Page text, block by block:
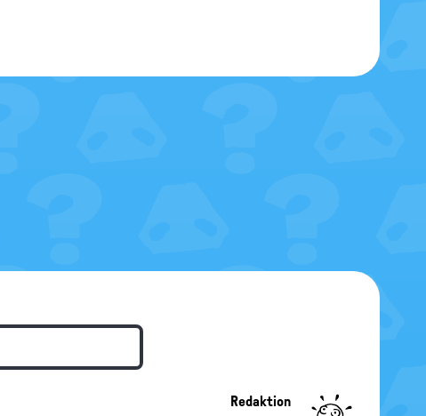
Redaktion